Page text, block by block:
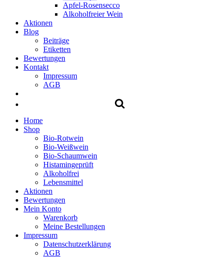
Apfel-Rosensecco
Alkoholfreier Wein
Aktionen
Blog
Beiträge
Etiketten
Bewertungen
Kontakt
Impressum
AGB
Home
Shop
Bio-Rotwein
Bio-Weißwein
Bio-Schaumwein
Histamingeprüft
Alkoholfrei
Lebensmittel
Aktionen
Bewertungen
Mein Konto
Warenkorb
Meine Bestellungen
Impressum
Datenschutzerklärung
AGB